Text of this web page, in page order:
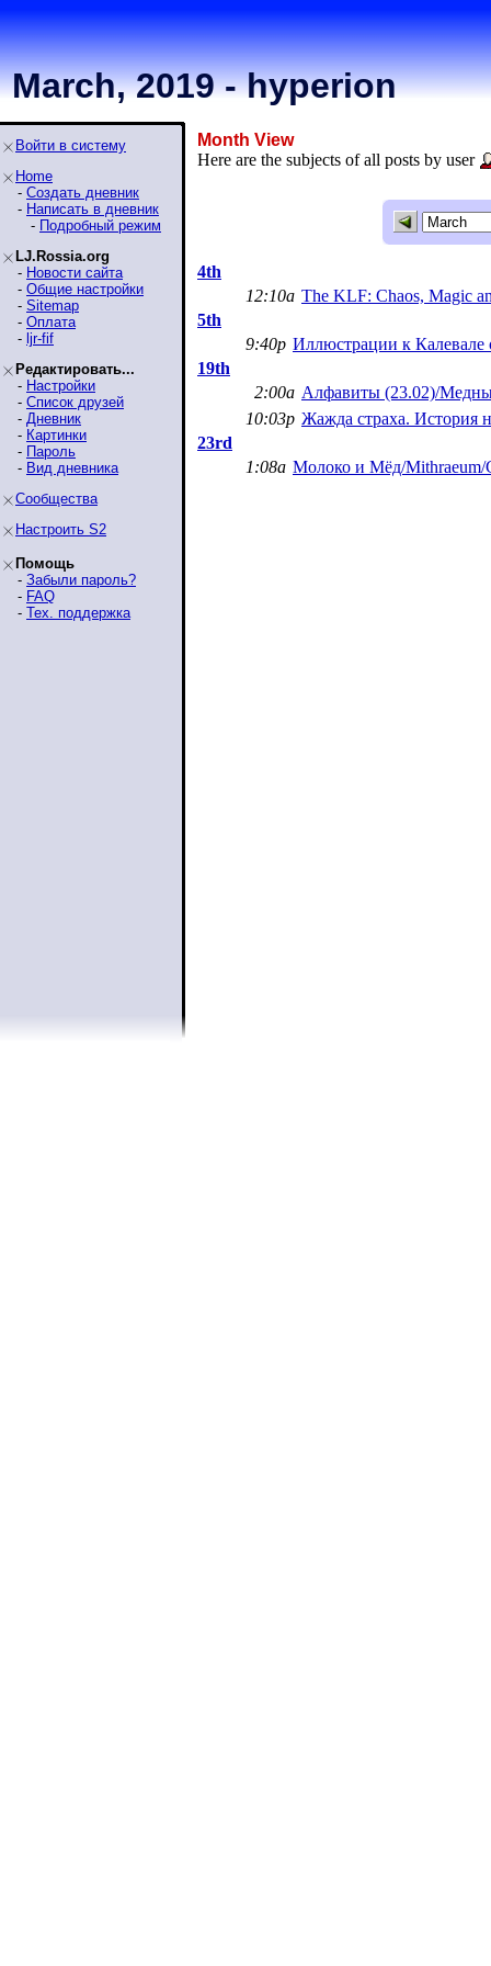
March, 2019 - hyperion
Войти в систему
Home
- Создать дневник
- Написать в дневник
- Подробный режим
LJ.Rossia.org
- Новости сайта
- Общие настройки
- Sitemap
- Оплата
- ljr-fif
Редактировать...
- Настройки
- Список друзей
- Дневник
- Картинки
- Пароль
- Вид дневника
Сообщества
Настроить S2
Помощь
- Забыли пароль?
- FAQ
- Тех. поддержка
Month View
Here are the subjects of all posts by user
4th
12:10a The KLF: Chaos, Magic
5th
9:40p Иллюстрации к
19th
2:00a Алфавиты (23.02)/
10:03p Жажда страха. История
23rd
1:08a Молоко и Мёд/Mithraeum/